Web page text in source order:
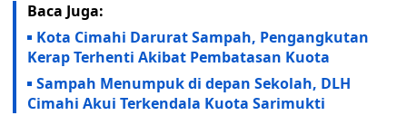
Baca Juga:
Kota Cimahi Darurat Sampah, Pengangkutan
Kerap Terhenti Akibat Pembatasan Kuota
Sampah Menumpuk di depan Sekolah, DLH
Cimahi Akui Terkendala Kuota Sarimukti